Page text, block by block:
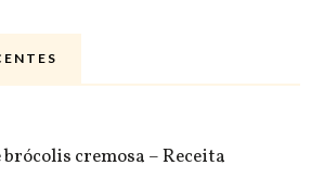
brócolis cremosa – Receita